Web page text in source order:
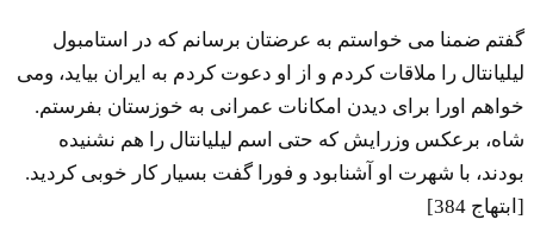
گفتم ضمنا می خواستم به عرضتان برسانم که در استامبول
لیلیانتال را ملاقات کردم و از او دعوت کردم به ایران بیاید، ومی
خواهم اورا برای دیدن امکانات عمرانی به خوزستان بفرستم.
شاه، برعکس وزرایش که حتی اسم لیلیانتال را هم نشنیده
بودند، با شهرت او آشنابود و فورا گفت بسیار کار خوبی کردید.
[ابتهاج 384]